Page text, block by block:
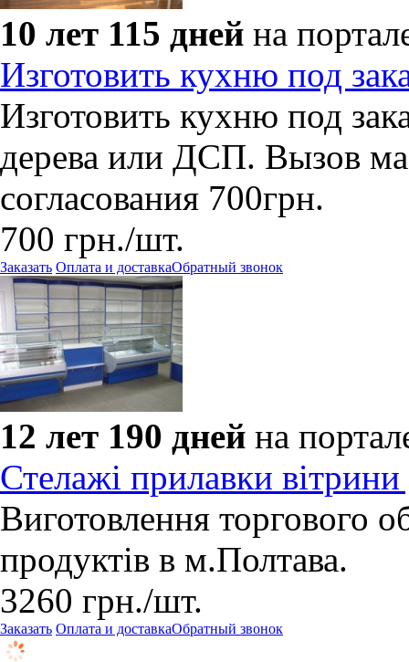
10 лет 115 дней на
Изготовить кухню под
Изготовить кухню под
дерева или ДСП. Вызов
согласования 700грн.
700 грн./шт.
Заказать Оплата и доставкаОбратный звонок
12 лет 190 дней на
Стелажі прилавки
Виготовлення торгового
продуктів в м.Полтава.
3260 грн./шт.
Заказать Оплата и доставкаОбратный звонок